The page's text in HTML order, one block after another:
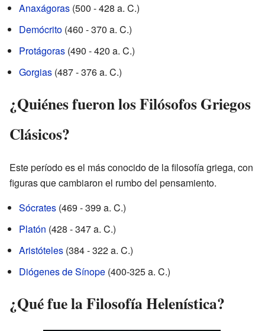
Anaxágoras (500 - 428 a. C.)
Demócrito (460 - 370 a. C.)
Protágoras (490 - 420 a. C.)
Gorgias (487 - 376 a. C.)
¿Quiénes fueron los Filósofos Griegos
Clásicos?
Este período es el más conocido de la filosofía griega, con
figuras que cambiaron el rumbo del pensamiento.
Sócrates (469 - 399 a. C.)
Platón (428 - 347 a. C.)
Aristóteles (384 - 322 a. C.)
Diógenes de Sínope (400-325 a. C.)
¿Qué fue la Filosofía Helenística?